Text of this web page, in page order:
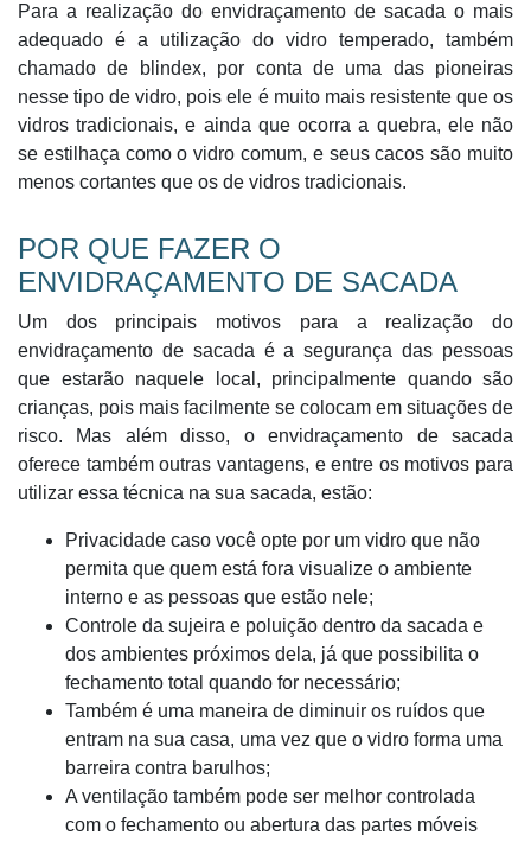
Para a realização do envidraçamento de sacada o mais
adequado é a utilização do vidro temperado, também
chamado de blindex, por conta de uma das pioneiras
nesse tipo de vidro, pois ele é muito mais resistente que os
vidros tradicionais, e ainda que ocorra a quebra, ele não
se estilhaça como o vidro comum, e seus cacos são muito
menos cortantes que os de vidros tradicionais.
POR QUE FAZER O
ENVIDRAÇAMENTO DE SACADA
Um dos principais motivos para a realização do
envidraçamento de sacada é a segurança das pessoas
que estarão naquele local, principalmente quando são
crianças, pois mais facilmente se colocam em situações de
risco. Mas além disso, o envidraçamento de sacada
oferece também outras vantagens, e entre os motivos para
utilizar essa técnica na sua sacada, estão:
Privacidade caso você opte por um vidro que não
permita que quem está fora visualize o ambiente
interno e as pessoas que estão nele;
Controle da sujeira e poluição dentro da sacada e
dos ambientes próximos dela, já que possibilita o
fechamento total quando for necessário;
Também é uma maneira de diminuir os ruídos que
entram na sua casa, uma vez que o vidro forma uma
barreira contra barulhos;
A ventilação também pode ser melhor controlada
com o fechamento ou abertura das partes móveis